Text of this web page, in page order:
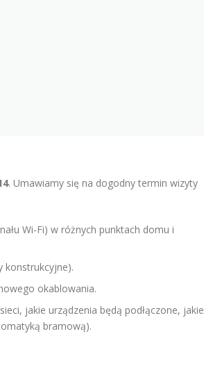
. Umawiamy się na dogodny termin wizyty
Wi-Fi) w różnych punktach domu i
konstrukcyjne).
okablowania.
jakie urządzenia będą podłączone, jakie
bramową).